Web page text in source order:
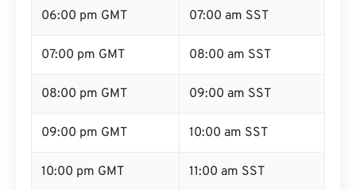
06:00 pm GMT 07:00 am SST
07:00 pm GMT 08:00 am SST
08:00 pm GMT 09:00 am SST
09:00 pm GMT 10:00 am SST
10:00 pm GMT 11:00 am SST